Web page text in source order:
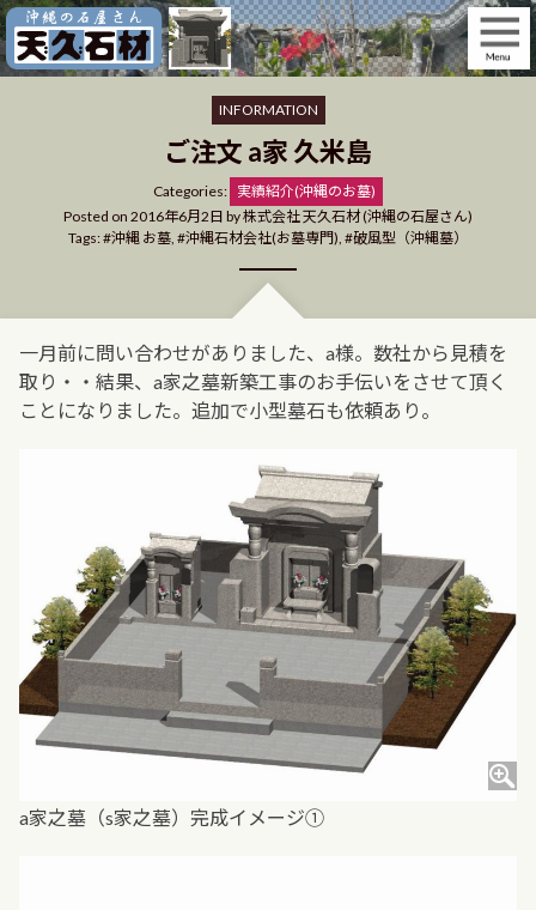
Skip
to
content
INFORMATION
ご注文 a家 久米島
Categories: Categories
実績紹介(沖縄のお墓)
Posted on 2016年6月2日 by株式会社 天久石材 (沖縄の石屋さん)
Tags: 沖縄 お墓, 沖縄石材会社(お墓専門), 破風型（沖縄墓）
一月前に問い合わせがありました、a様。数社から見積を
取り・・結果、a家之墓新築工事のお手伝いをさせて頂く
ことになりました。追加で小型墓石も依頼あり。
a家之墓（s家之墓）完成イメージ①